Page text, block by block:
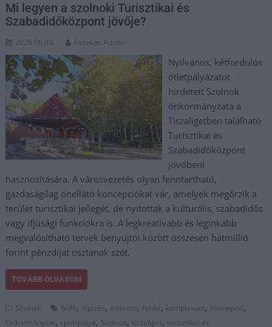
Mi legyen a szolnoki Turisztikai és
Szabadidőközpont jövője?
2026.06.03. Fazekas Adrián
Nyilvános, kétfordulós
ötletpályázatot
hirdetett Szolnok
önkormányzata a
Tiszaligetben található
Turisztikai és
Szabadidőközpont
jövőbeni
hasznosítására. A városvezetés olyan fenntartható,
gazdaságilag önellátó koncepciókat vár, amelyek megőrzik a
terület turisztikai jellegét, de nyitottak a kulturális, szabadidős
vagy ifjúsági funkciókra is. A legkreatívabb és leginkább
megvalósítható tervek benyújtói között összesen hatmillió
forint pénzdíjat osztanak szét.
TOVÁBB OLVASOM
Szolnok büfé, díjazás, étterem, faház, komplexum, koncepció,
Önkormányzat, sportpálya, Szolnok, tiszaliget, turisztikai és